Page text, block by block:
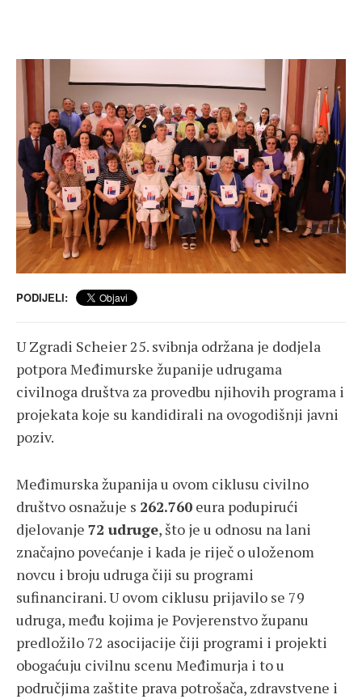
PODIJELI:
U Zgradi Scheier 25. svibnja održana je dodjela
potpora Međimurske županije udrugama
civilnoga društva za provedbu njihovih programa i
projekata koje su kandidirali na ovogodišnji javni
poziv.
Međimurska županija u ovom ciklusu civilno
društvo osnažuje s 262.760 eura podupirući
djelovanje 72 udruge, što je u odnosu na lani
značajno povećanje i kada je riječ o uloženom
novcu i broju udruga čiji su programi
sufinancirani. U ovom ciklusu prijavilo se 79
udruga, među kojima je Povjerenstvo županu
predložilo 72 asocijacije čiji programi i projekti
obogaćuju civilnu scenu Međimurja i to u
područjima zaštite prava potrošača, zdravstvene i